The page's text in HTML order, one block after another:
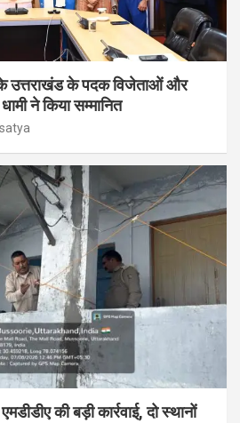
उत्तराखंड के पदक विजेताओं और
ने किया सम्मानित
की बड़ी कार्रवाई, दो स्थानों